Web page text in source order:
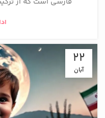
22
آبان